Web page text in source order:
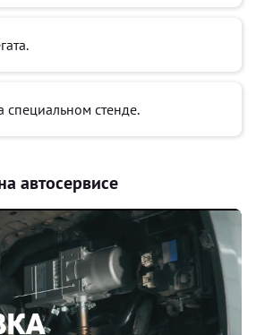
специальном стенде.
автосервисе